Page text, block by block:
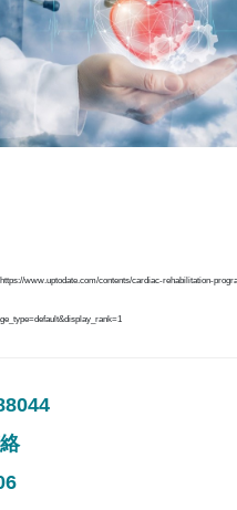
www.uptodate.com/contents/cardiac-rehabilitation-